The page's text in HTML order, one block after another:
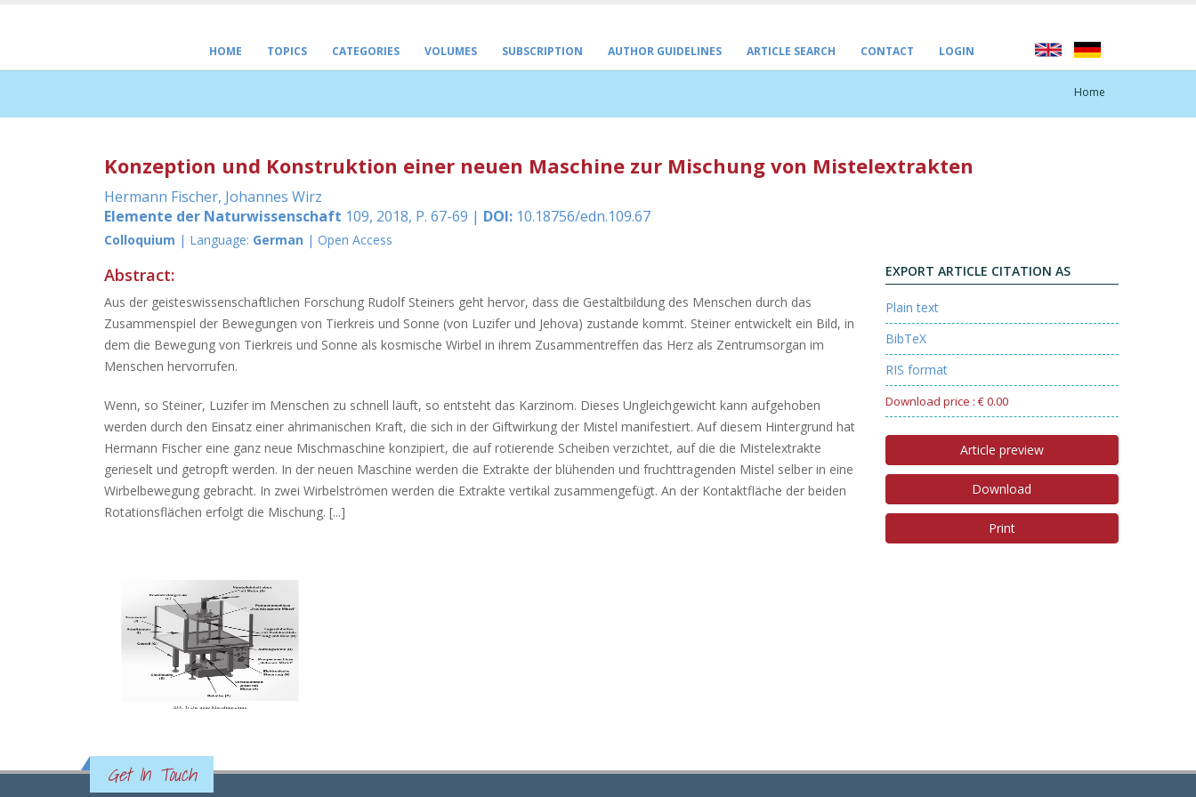
HOME TOPICS CATEGORIES VOLUMES SUBSCRIPTION AUTHOR GUIDELINES ARTICLE SEARCH CONTACT LOGIN
Home
Konzeption und Konstruktion einer neuen Maschine zur Mischung von Mistelextrakten
Hermann Fischer, Johannes Wirz
Elemente der Naturwissenschaft 109, 2018, P. 67-69 | DOI: 10.18756/edn.109.67
Colloquium | Language: German | Open Access
EXPORT ARTICLE CITATION AS
Plain text
BibTeX
RIS format
Download price : € 0.00
Article preview
Download
Print
Abstract:
Aus der geisteswissenschaftlichen Forschung Rudolf Steiners geht hervor, dass die Gestaltbildung des Menschen durch das
Zusammenspiel der Bewegungen von Tierkreis und Sonne (von Luzifer und Jehova) zustande kommt. Steiner entwickelt ein Bild, in
dem die Bewegung von Tierkreis und Sonne als kosmische Wirbel in ihrem Zusammentreffen das Herz als Zentrumsorgan im
Menschen hervorrufen.
Wenn, so Steiner, Luzifer im Menschen zu schnell läuft, so entsteht das Karzinom. Dieses Ungleichgewicht kann aufgehoben
werden durch den Einsatz einer ahrimanischen Kraft, die sich in der Giftwirkung der Mistel manifestiert. Auf diesem Hintergrund hat
Hermann Fischer eine ganz neue Mischmaschine konzipiert, die auf rotierende Scheiben verzichtet, auf die die Mistelextrakte
gerieselt und getropft werden. In der neuen Maschine werden die Extrakte der blühenden und fruchttragenden Mistel selber in eine
Wirbelbewegung gebracht. In zwei Wirbelströmen werden die Extrakte vertikal zusammengefügt. An der Kontaktfläche der beiden
Rotationsflächen erfolgt die Mischung. [...]
Get In Touch